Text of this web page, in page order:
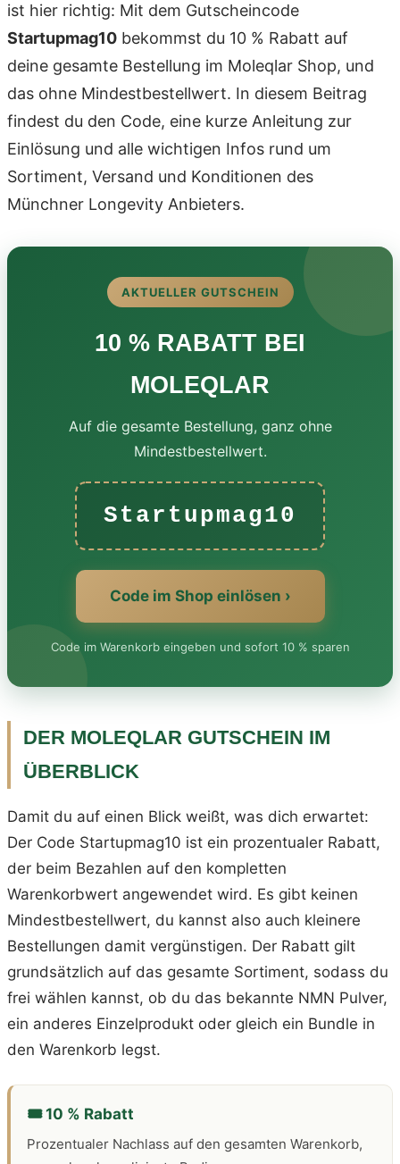
ist hier richtig: Mit dem Gutscheincode
Startupmag10 bekommst du 10 % Rabatt auf
deine gesamte Bestellung im Moleqlar Shop, und
das ohne Mindestbestellwert. In diesem Beitrag
findest du den Code, eine kurze Anleitung zur
Einlösung und alle wichtigen Infos rund um
Sortiment, Versand und Konditionen des
Münchner Longevity Anbieters.
AKTUELLER GUTSCHEIN
10 % RABATT BEI
MOLEQLAR
Auf die gesamte Bestellung, ganz ohne
Mindestbestellwert.
Startupmag10
Code im Shop einlösen ›
Code im Warenkorb eingeben und sofort 10 % sparen
DER MOLEQLAR GUTSCHEIN IM
ÜBERBLICK
Damit du auf einen Blick weißt, was dich erwartet:
Der Code Startupmag10 ist ein prozentualer Rabatt,
der beim Bezahlen auf den kompletten
Warenkorbwert angewendet wird. Es gibt keinen
Mindestbestellwert, du kannst also auch kleinere
Bestellungen damit vergünstigen. Der Rabatt gilt
grundsätzlich auf das gesamte Sortiment, sodass du
frei wählen kannst, ob du das bekannte NMN Pulver,
ein anderes Einzelprodukt oder gleich ein Bundle in
den Warenkorb legst.
🎟️ 10 % Rabatt
Prozentualer Nachlass auf den gesamten Warenkorb,